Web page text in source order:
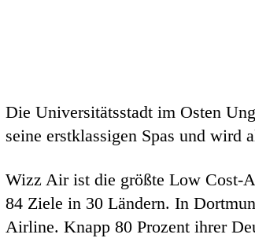
Die Universitätsstadt im Osten
seine erstklassigen Spas und wird
Wizz Air ist die größte Low Cost-
84 Ziele in 30 Ländern. In
Airline. Knapp 80 Prozent ihrer